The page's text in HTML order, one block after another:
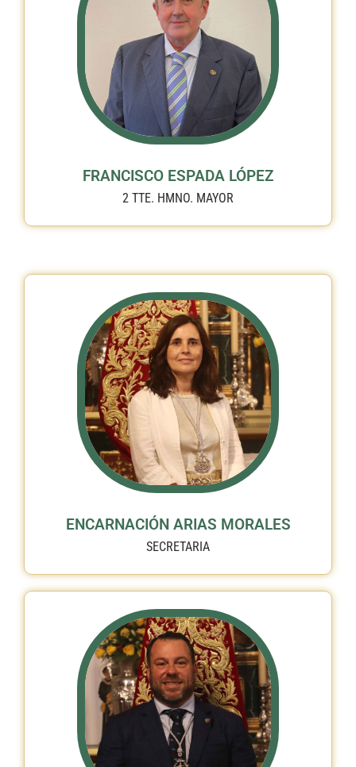
FRANCISCO ESPADA LÓPEZ
2 TTE. HMNO. MAYOR
ENCARNACIÓN ARIAS MORALES
SECRETARIA